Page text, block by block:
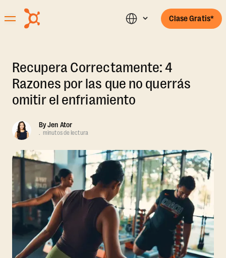
Clase Gratis*
Recupera Correctamente: 4
Razones por las que no querrás
omitir el enfriamiento
ByJen Ator
. minutos de lectura